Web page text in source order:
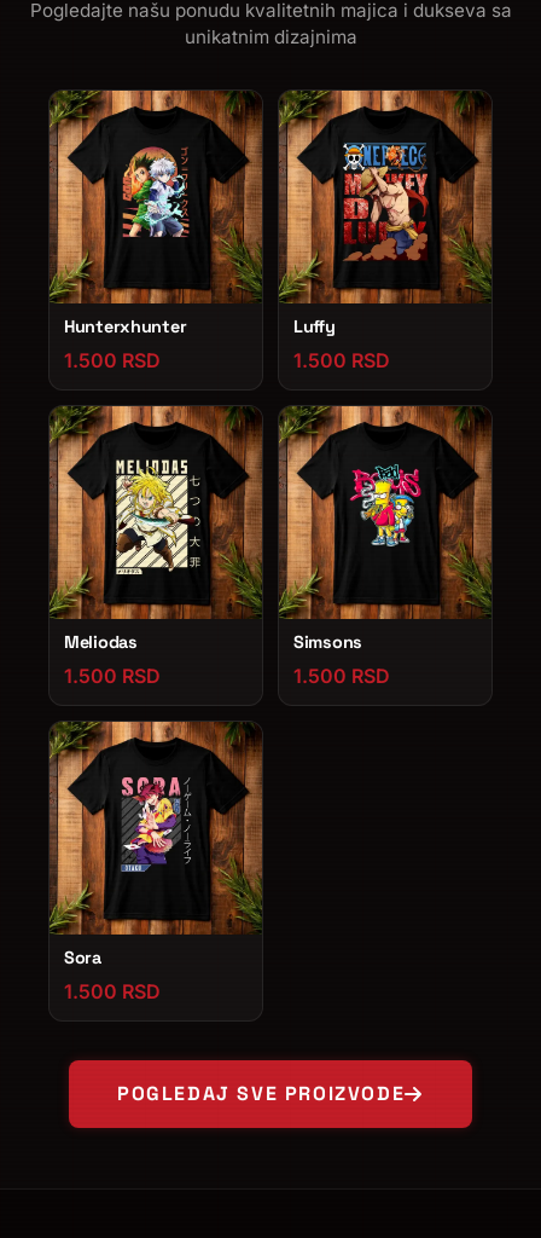
Pogledajte našu ponudu kvalitetnih majica i dukseva sa
unikatnim dizajnima
Hunterxhunter
1.500 RSD
Luffy
1.500 RSD
Meliodas
1.500 RSD
Simsons
1.500 RSD
Sora
1.500 RSD
POGLEDAJ SVE PROIZVODE